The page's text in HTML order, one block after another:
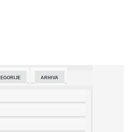
U ABA LIGI: Vojinović napušta regionalno
Vučić upozorava na Dunav, NIS
ARHIVA